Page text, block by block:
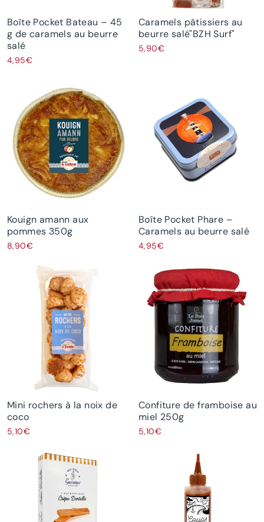
Boîte Pocket Bateau – 45
g de caramels au beurre
salé
4,95€
Caramels pâtissiers au
beurre salé"BZH Surf"
5,90€
Kouign amann aux
pommes 350g
8,90€
Boîte Pocket Phare –
Caramels au beurre salé
4,95€
Mini rochers à la noix de
coco
5,10€
Confiture de framboise au
miel 250g
5,10€